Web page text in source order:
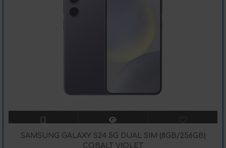
SAMSUNG GALAXY S24 5G DUAL SIM (8GB/256GB)
COBALT VIOLET